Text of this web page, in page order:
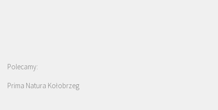
Polecamy:
Prima Natura Kołobrzeg